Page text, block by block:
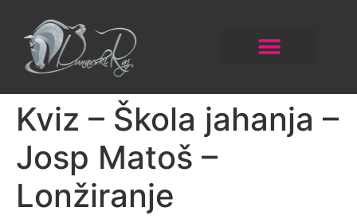
Kviz – Škola jahanja –
Josp Matoš –
Lonžiranje